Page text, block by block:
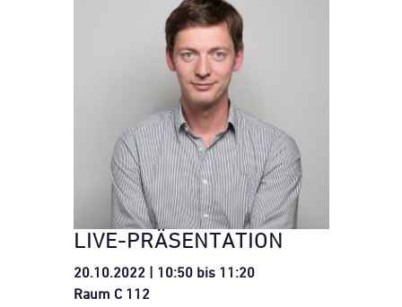
LIVE-PRÄSENTATION
20.10.2022 | 10:50 bis 11:20
Raum C 112